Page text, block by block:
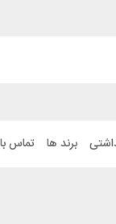
برند ها تماس